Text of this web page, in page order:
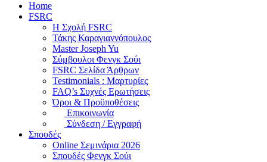
Home
FSRC
Η Σχολή FSRC
Τάκης Καραγιαννόπουλος
Master Joseph Yu
Σύμβουλοι Φενγκ Σούι
FSRC Σελίδα Άρθρων
Testimonials : Μαρτυρίες
FAQ’s Συχνές Ερωτήσεις
Όροι & Προϋποθέσεις
Επικοινωνία
Σύνδεση / Εγγραφή
Σπουδές
Online Σεμινάρια 2026
Σπουδές Φενγκ Σούι